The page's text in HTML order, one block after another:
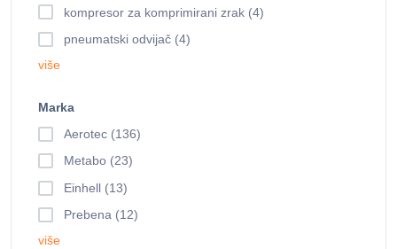
kompresor za komprimirani zrak (4)
pneumatski odvijač (4)
više
Marka
Aerotec (136)
Metabo (23)
Einhell (13)
Prebena (12)
više